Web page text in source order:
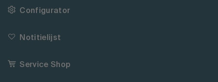
Configurator
Notitielijst
Service Shop